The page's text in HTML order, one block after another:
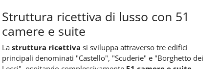
Struttura ricettiva di lusso con 51
camere e suite
La struttura ricettiva si sviluppa attraverso tre edifici
principali denominati "Castello", "Scuderie" e "Borghetto dei